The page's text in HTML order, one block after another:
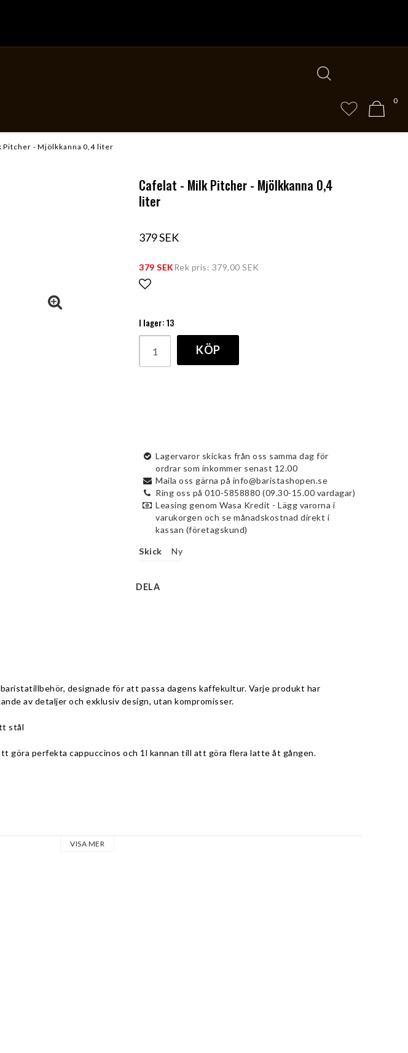
0
Pitcher - Mjölkkanna 0,4 liter
Cafelat - Milk Pitcher - Mjölkkanna 0,4
liter
379 SEK
379 SEKRek pris: 379,00 SEK
I lager: 13
KÖP
Lagervaror skickas från oss samma dag för
ordrar som inkommer senast 12.00
Maila oss gärna på info@baristashopen.se
Ring oss på 010-5858880 (09.30-15.00 vardagar)
Leasing genom Wasa Kredit - Lägg varorna i
varukorgen och se månadskostnad direkt i
kassan (företagskund)
Skick Ny
DELA
designade för att passa dagens kaffekultur. Varje produkt har
av detaljer och exklusiv design, utan kompromisser.
stål
göra perfekta cappuccinos och 1l kannan till att göra flera latte åt gången.
VISA MER